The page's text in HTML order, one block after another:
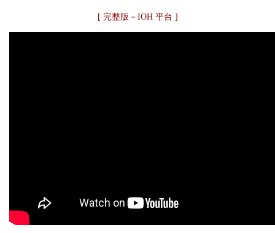
[ 完整版－IOH 平台 ]